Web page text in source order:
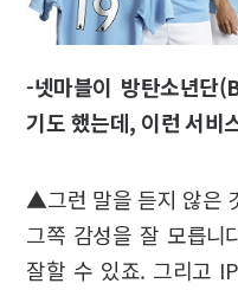
-넷마블이 방탄소년단
기도 했는데, 이런 서비
▲그런 말을 듣지 않은
그쪽 감성을 잘 모릅니
잘할 수 있죠. 그리고